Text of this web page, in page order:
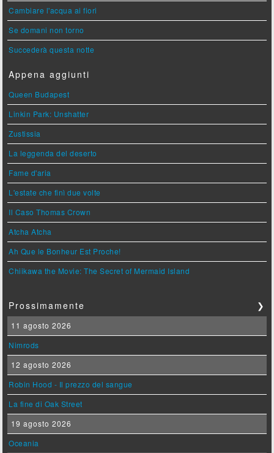
Cambiare l'acqua ai fiori
Se domani non torno
Succederà questa notte
Appena aggiunti
Queen Budapest
Linkin Park: Unshatter
Zustissia
La leggenda del deserto
Fame d'aria
L'estate che finì due volte
Il Caso Thomas Crown
Atcha Atcha
Ah Que le Bonheur Est Proche!
Chiikawa the Movie: The Secret of Mermaid Island
Prossimamente ❯
11 agosto 2026
Nimrods
12 agosto 2026
Robin Hood - Il prezzo del sangue
La fine di Oak Street
19 agosto 2026
Oceania